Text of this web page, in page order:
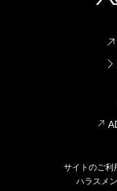
サイトのご利
ハラスメ